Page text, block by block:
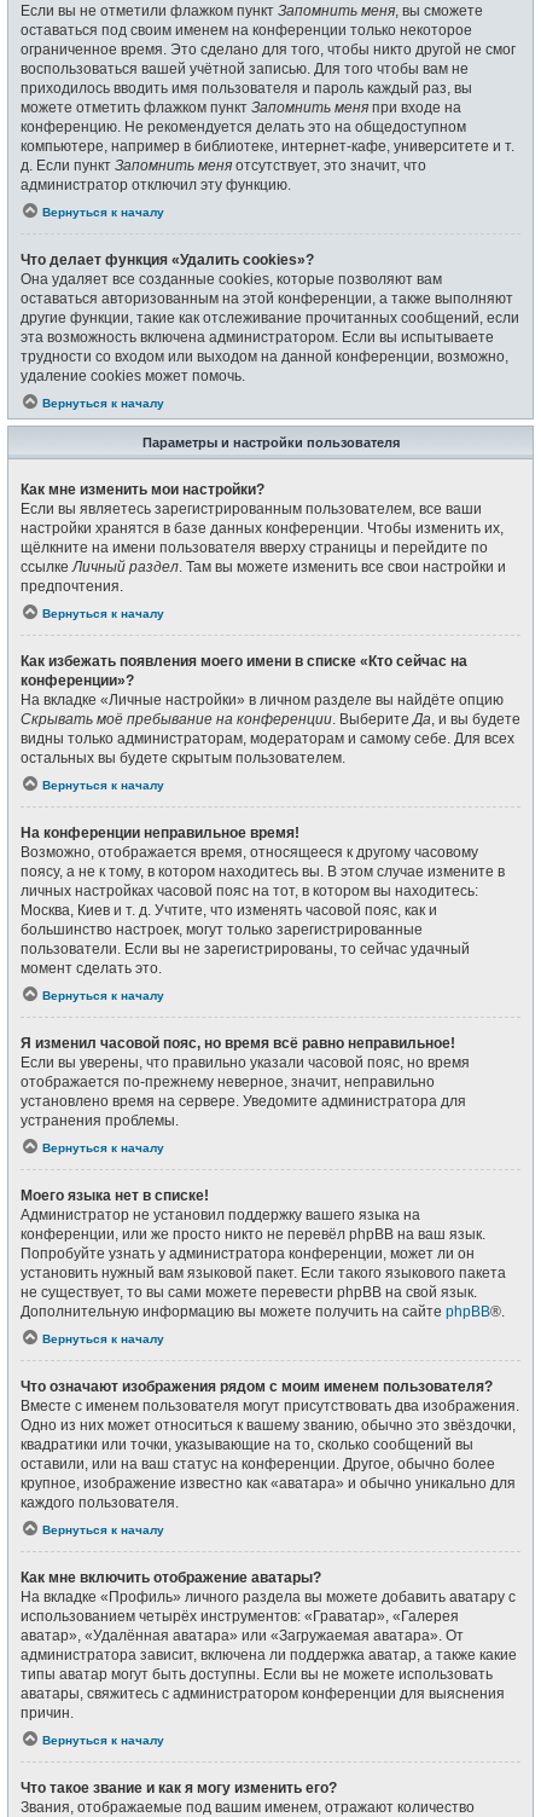
Если вы не отметили флажком пункт Запомнить меня , вы сможете
оставаться под своим именем на конференции только некоторое
ограниченное время. Это сделано для того, чтобы никто другой не смог
воспользоваться вашей учётной записью. Для того чтобы вам не
приходилось вводить имя пользователя и пароль каждый раз, вы
можете отметить флажком пункт Запомнить меня при входе на
конференцию. Не рекомендуется делать это на общедоступном
компьютере, например в библиотеке, интернет-кафе, университете и т.
д. Если пункт Запомнить меня отсутствует, это значит, что
администратор отключил эту функцию.
Вернуться к началу
Что делает функция «Удалить cookies»?
Она удаляет все созданные cookies, которые позволяют вам
оставаться авторизованным на этой конференции, а также выполняют
другие функции, такие как отслеживание прочитанных сообщений, если
эта возможность включена администратором. Если вы испытываете
трудности со входом или выходом на данной конференции, возможно,
удаление cookies может помочь.
Вернуться к началу
Параметры и настройки пользователя
Как мне изменить мои настройки?
Если вы являетесь зарегистрированным пользователем, все ваши
настройки хранятся в базе данных конференции. Чтобы изменить их,
щёлкните на имени пользователя вверху страницы и перейдите по
ссылкеЛичный раздел. Там вы можете изменить все свои настройки и
предпочтения.
Вернуться к началу
Как избежать появления моего имени в списке «Кто сейчас на
конференции»?
На вкладке «Личные настройки» в личном разделе вы найдёте опцию
Скрывать моё пребывание на конференции. ВыберитеДа, и вы будете
видны только администраторам, модераторам и самому себе. Для всех
остальных вы будете скрытым пользователем.
Вернуться к началу
На конференции неправильное время!
Возможно, отображается время, относящееся к другому часовому
поясу, а не к тому, в котором находитесь вы. В этом случае измените в
личных настройках часовой пояс на тот, в котором вы находитесь:
Москва, Киев и т. д. Учтите, что изменять часовой пояс, как и
большинство настроек, могут только зарегистрированные
пользователи. Если вы не зарегистрированы, то сейчас удачный
момент сделать это.
Вернуться к началу
Я изменил часовой пояс, но время всё равно неправильное!
Если вы уверены, что правильно указали часовой пояс, но время
отображается по-прежнему неверное, значит, неправильно
установлено время на сервере. Уведомите администратора для
устранения проблемы.
Вернуться к началу
Моего языка нет в списке!
Администратор не установил поддержку вашего языка на
конференции, или же просто никто не перевёл phpBB на ваш язык.
Попробуйте узнать у администратора конференции, может ли он
установить нужный вам языковой пакет. Если такого языкового пакета
не существует, то вы сами можете перевести phpBB на свой язык.
Дополнительную информацию вы можете получить на сайте phpBB®.
Вернуться к началу
Что означают изображения рядом с моим именем пользователя?
Вместе с именем пользователя могут присутствовать два изображения.
Одно из них может относиться к вашему званию, обычно это звёздочки,
квадратики или точки, указывающие на то, сколько сообщений вы
оставили, или на ваш статус на конференции. Другое, обычно более
крупное, изображение известно как «аватара» и обычно уникально для
каждого пользователя.
Вернуться к началу
Как мне включить отображение аватары?
На вкладке «Профиль» личного раздела вы можете добавить аватару с
использованием четырёх инструментов: «Граватар», «Галерея
аватар», «Удалённая аватара» или «Загружаемая аватара». От
администратора зависит, включена ли поддержка аватар, а также какие
типы аватар могут быть доступны. Если вы не можете использовать
аватары, свяжитесь с администратором конференции для выяснения
причин.
Вернуться к началу
Что такое звание и как я могу изменить его?
Звания, отображаемые под вашим именем, отражают количество